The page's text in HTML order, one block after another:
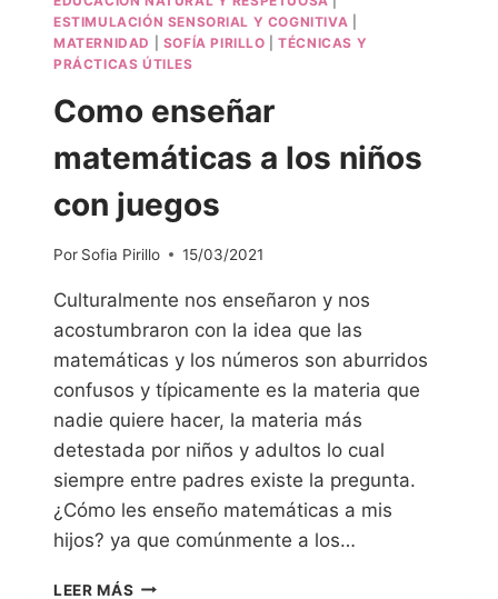
ESTIMULACIÓN SENSORIAL Y COGNITIVA
MATERNIDAD
SOFÍA PIRILLO |TÉCNICAS Y
PRÁCTICAS ÚTILES
Como enseñar
matemáticas a los niños
con juegos
Por Sofia Pirillo 15/03/2021
Culturalmente nos enseñaron y nos
acostumbraron con la idea que las
matemáticas y los números son aburridos
confusos y típicamente es la materia que
nadie quiere hacer, la materia más
detestada por niños y adultos lo cual
siempre entre padres existe la pregunta.
¿Cómo les enseño matemáticas a mis
hijos? ya que comúnmente a los…
LEER MÁS